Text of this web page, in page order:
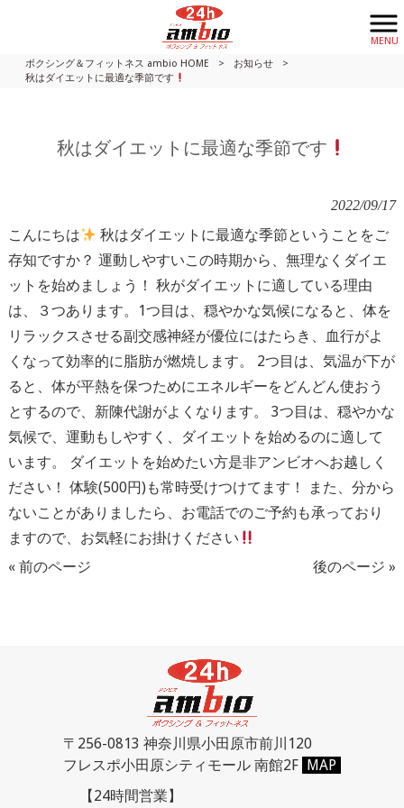
MENU
ボクシング＆フィットネス ambio HOME
> お知らせ
>
秋はダイエットに最適な季節です
秋はダイエットに最適な季節です
2022/09/17
こんにちは
秋はダイエットに最適な季節ということをご
存知ですか？ 運動しやすいこの時期から、無理なくダイエ
ットを始めましょう！ 秋がダイエットに適している理由
は、３つあります。1つ目は、穏やかな気候になると、体を
リラックスさせる副交感神経が優位にはたらき、血行がよ
くなって効率的に脂肪が燃焼します。 2つ目は、気温が下が
ると、体が平熱を保つためにエネルギーをどんどん使おう
とするので、新陳代謝がよくなります。 3つ目は、穏やかな
気候で、運動もしやすく、ダイエットを始めるのに適して
います。 ダイエットを始めたい方是非アンビオへお越しく
ださい！ 体験(500円)も常時受けつけてます！ また、分から
ないことがありましたら、お電話でのご予約も承っており
ますので、お気軽にお掛けください
« 前のページ
後のページ »
〒256-0813 神奈川県小田原市前川120
フレスポ小田原シティモール 南館2F MAP
【24時間営業】